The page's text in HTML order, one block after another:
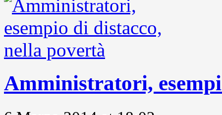
Amministratori,